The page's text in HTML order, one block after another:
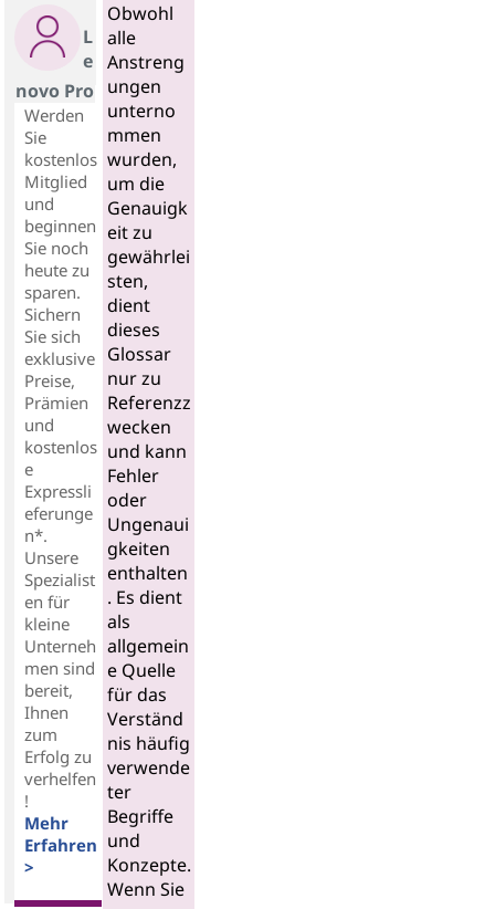
L
e
novo Pro
Werden
Sie
kostenlos
Mitglied
und
beginnen
Sie noch
heute zu
sparen.
Sichern
Sie sich
exklusive
Preise,
Prämien
und
kostenlos
e
Expressli
eferunge
n*.
Unsere
Spezialist
en für
kleine
Unterneh
men sind
bereit,
Ihnen
zum
Erfolg zu
verhelfen
!
Mehr
Erfahren
>
Obwohl
alle
Anstreng
ungen
unterno
mmen
wurden,
um die
Genauigk
eit zu
gewährlei
sten,
dient
dieses
Glossar
nur zu
Referenzz
wecken
und kann
Fehler
oder
Ungenaui
gkeiten
enthalten
. Es dient
als
allgemein
e Quelle
für das
Verständ
nis häufig
verwende
ter
Begriffe
und
Konzepte.
Wenn Sie